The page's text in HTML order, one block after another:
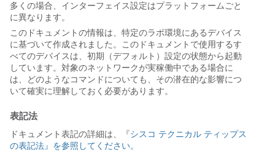
多くの場合、インターフェイス設定はプラットフォームごと
に異なります。
このドキュメントの情報は、特定のラボ環境にあるデバイス
に基づいて作成されました。このドキュメントで使用するす
べてのデバイスは、初期（デフォルト）設定の状態から起動
しています。対象のネットワークが実稼働中である場合に
は、どのようなコマンドについても、その潜在的な影響につ
いて確実に理解しておく必要があります。
表記法
ドキュメント表記の詳細は、『シスコ テクニカル ティップス
の表記法』を参照してください。